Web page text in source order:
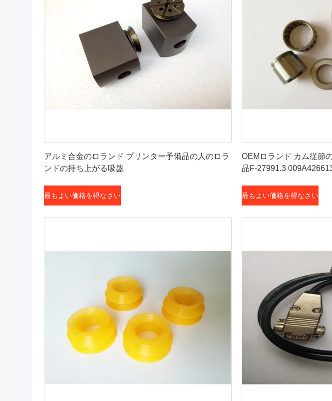
アルミ合金のロランド プリンター予備品の人のロラ
ンドの持ち上がる吸盤
最もよい価格を得なさい
OEMロランド カム従節
品F-27991.3
最もよい価格を得なさい